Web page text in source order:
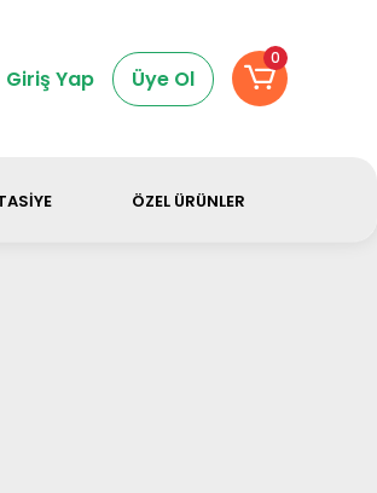
Giriş Yap Üye Ol
0
ÖZEL ÜRÜNLER